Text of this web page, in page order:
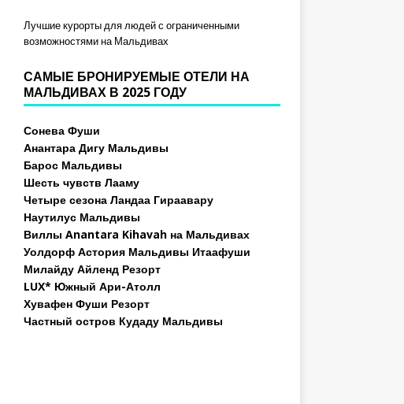
Лучшие курорты для людей с ограниченными
возможностями на Мальдивах
САМЫЕ БРОНИРУЕМЫЕ ОТЕЛИ НА
МАЛЬДИВАХ В 2025 ГОДУ
Сонева Фуши
Анантара Дигу Мальдивы
Барос Мальдивы
Шесть чувств Лааму
Четыре сезона Ландаа Гираавару
Наутилус Мальдивы
Виллы Anantara Kihavah на Мальдивах
Уолдорф Астория Мальдивы Итаафуши
Милайду Айленд Резорт
LUX* Южный Ари-Атолл
Хувафен Фуши Резорт
Частный остров Кудаду Мальдивы